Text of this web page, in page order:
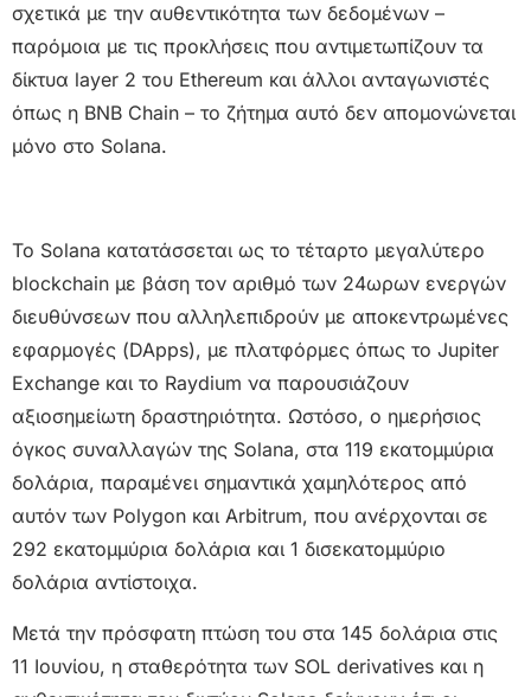
σχετικά με την αυθεντικότητα των δεδομένων –
παρόμοια με τις προκλήσεις που αντιμετωπίζουν τα
δίκτυα layer 2 του Ethereum και άλλοι ανταγωνιστές
όπως η BNB Chain – το ζήτημα αυτό δεν απομονώνεται
μόνο στο Solana.
To Solana κατατάσσεται ως το τέταρτο μεγαλύτερο
blockchain με βάση τον αριθμό των 24ωρων ενεργών
διευθύνσεων που αλληλεπιδρούν με αποκεντρωμένες
εφαρμογές (DApps), με πλατφόρμες όπως το Jupiter
Exchange και το Raydium να παρουσιάζουν
αξιοσημείωτη δραστηριότητα. Ωστόσο, ο ημερήσιος
όγκος συναλλαγών της Solana, στα 119 εκατομμύρια
δολάρια, παραμένει σημαντικά χαμηλότερος από
αυτόν των Polygon και Arbitrum, που ανέρχονται σε
292 εκατομμύρια δολάρια και 1 δισεκατομμύριο
δολάρια αντίστοιχα.
Μετά την πρόσφατη πτώση του στα 145 δολάρια στις
11 Ιουνίου, η σταθερότητα των SOL derivatives και η